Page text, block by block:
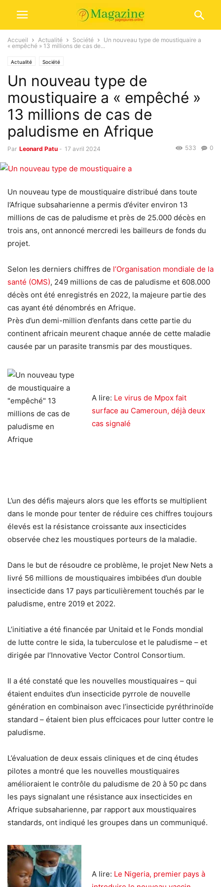
Accueil Actualité Société
Un nouveau type de moustiquaire a
« empêché » 13 millions de cas de...
Actualité Société
Un nouveau type de
moustiquaire a « empêché »
13 millions de cas de
paludisme en Afrique
Par Leonard Patu - 17 avril 2024 0
533
Un nouveau type de moustiquaire distribué dans toute
l’Afrique subsaharienne a permis d’éviter environ 13
millions de cas de paludisme et près de 25.000 décès en
trois ans, ont annoncé mercredi les bailleurs de fonds du
projet.
Selon les derniers chiffres de l’Organisation mondiale de la
santé (OMS), 249 millions de cas de paludisme et 608.000
décès ont été enregistrés en 2022, la majeure partie des
cas ayant été dénombrés en Afrique.
Près d’un demi-million d’enfants dans cette partie du
continent africain meurent chaque année de cette maladie
causée par un parasite transmis par des moustiques.
A lire: Le virus de Mpox fait
surface au Cameroun, déjà deux
cas signalé
L’un des défis majeurs alors que les efforts se multiplient
dans le monde pour tenter de réduire ces chiffres toujours
élevés est la résistance croissante aux insecticides
observée chez les moustiques porteurs de la maladie.
Dans le but de résoudre ce problème, le projet New Nets a
livré 56 millions de moustiquaires imbibées d’un double
insecticide dans 17 pays particulièrement touchés par le
paludisme, entre 2019 et 2022.
L’initiative a été financée par Unitaid et le Fonds mondial
de lutte contre le sida, la tuberculose et le paludisme – et
dirigée par l’Innovative Vector Control Consortium.
Il a été constaté que les nouvelles moustiquaires – qui
étaient enduites d’un insecticide pyrrole de nouvelle
génération en combinaison avec l’insecticide pyréthrinoïde
standard – étaient bien plus effcicaces pour lutter contre le
paludisme.
L’évaluation de deux essais cliniques et de cinq études
pilotes a montré que les nouvelles moustiquaires
amélioraient le contrôle du paludisme de 20 à 50 pc dans
les pays signalant une résistance aux insecticides en
Afrique subsaharienne, par rapport aux moustiquaires
standards, ont indiqué les groupes dans un communiqué.
A lire: Le Nigeria, premier pays à